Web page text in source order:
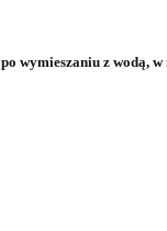
po wymieszaniu z wodą,